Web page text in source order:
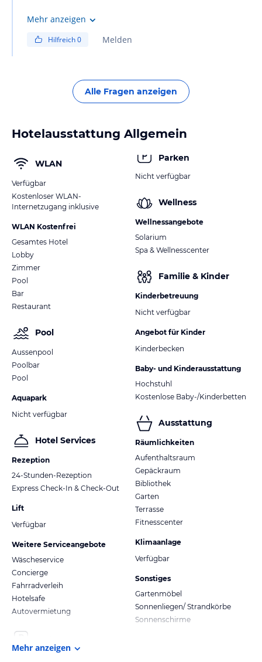
Mehr anzeigen
Hilfreich0 Melden
Alle Fragen anzeigen
Hotelausstattung Allgemein
WLAN
Verfügbar
Kostenloser WLAN-
Internetzugang inklusive
WLAN Kostenfrei
Gesamtes Hotel
Lobby
Zimmer
Pool
Bar
Restaurant
Pool
Aussenpool
Poolbar
Pool
Aquapark
Nicht verfügbar
Hotel Services
Rezeption
24-Stunden-Rezeption
Express Check-In & Check-Out
Lift
Verfügbar
Weitere Serviceangebote
Wäscheservice
Concierge
Fahrradverleih
Hotelsafe
Autovermietung
Parken
Nicht verfügbar
Wellness
Wellnessangebote
Solarium
Spa & Wellnesscenter
Familie & Kinder
Kinderbetreuung
Nicht verfügbar
Angebot für Kinder
Kinderbecken
Baby- und Kinderausstattung
Hochstuhl
Kostenlose Baby-/Kinderbetten
Ausstattung
Räumlichkeiten
Aufenthaltsraum
Gepäckraum
Bibliothek
Garten
Terrasse
Fitnesscenter
Klimaanlage
Verfügbar
Sonstiges
Gartenmöbel
Sonnenliegen/ Strandkörbe
Sonnenschirme
Mehr anzeigen